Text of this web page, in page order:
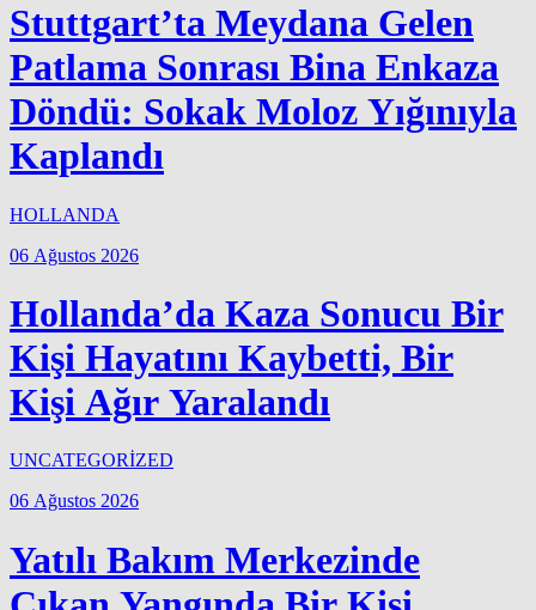
Stuttgart’ta Meydana Gelen
Patlama Sonrası Bina Enkaza
Döndü: Sokak Moloz Yığınıyla
Kaplandı
HOLLANDA
06 Ağustos 2026
Hollanda’da Kaza Sonucu Bir
Kişi Hayatını Kaybetti, Bir
Kişi Ağır Yaralandı
UNCATEGORİZED
06 Ağustos 2026
Yatılı Bakım Merkezinde